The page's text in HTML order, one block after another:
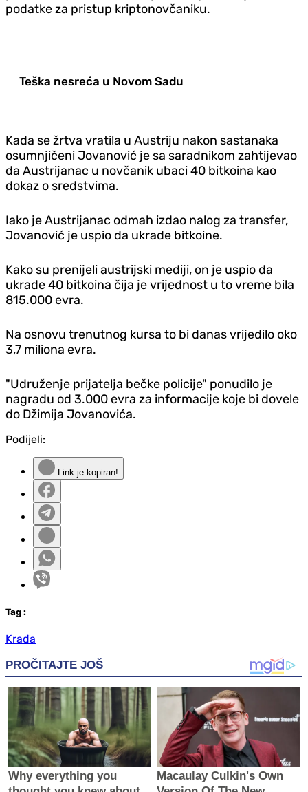
podatke za pristup kriptonovčaniku.
Teška nesreća u Novom Sadu
Kada se žrtva vratila u Austriju nakon sastanaka
osumnjičeni Jovanović je sa saradnikom zahtijevao
da Austrijanac u novčanik ubaci 40 bitkoina kao
dokaz o sredstvima.
Iako je Austrijanac odmah izdao nalog za transfer,
Jovanović je uspio da ukrade bitkoine.
Kako su prenijeli austrijski mediji, on je uspio da
ukrade 40 bitkoina čija je vrijednost u to vreme bila
815.000 evra.
Na osnovu trenutnog kursa to bi danas vrijedilo oko
3,7 miliona evra.
"Udruženje prijatelja bečke policije" ponudilo je
nagradu od 3.000 evra za informacije koje bi dovele
do Džimija Jovanovića.
Podijeli:
Link je kopiran!
Tag :
Krađa